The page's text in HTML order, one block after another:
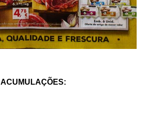
ACUMULAÇÕES: